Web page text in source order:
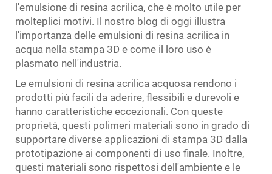
l'emulsione di resina acrilica, che è molto utile per
molteplici motivi. Il nostro blog di oggi illustra
l'importanza delle emulsioni di resina acrilica in
acqua nella stampa 3D e come il loro uso è
plasmato nell'industria.
Le emulsioni di resina acrilica acquosa rendono i
prodotti più facili da aderire, flessibili e durevoli e
hanno caratteristiche eccezionali. Con queste
proprietà, questi polimeri materiali sono in grado di
supportare diverse applicazioni di stampa 3D dalla
prototipazione ai componenti di uso finale. Inoltre,
questi materiali sono rispettosi dell'ambiente e le